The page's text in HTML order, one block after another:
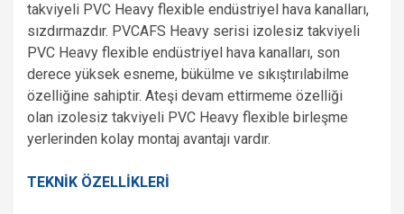
takviyeli PVC Heavy flexible endüstriyel hava kanalları,
sızdırmazdır. PVCAFS Heavy serisi izolesiz takviyeli
PVC Heavy flexible endüstriyel hava kanalları, son
derece yüksek esneme, bükülme ve sıkıştırılabilme
özelliğine sahiptir. Ateşi devam ettirmeme özelliği
olan izolesiz takviyeli PVC Heavy flexible birleşme
yerlerinden kolay montaj avantajı vardır.
TEKNİK ÖZELLİKLERİ